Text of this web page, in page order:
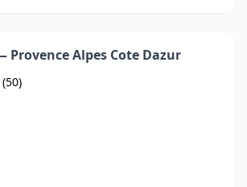
Alpes Cote Dazur